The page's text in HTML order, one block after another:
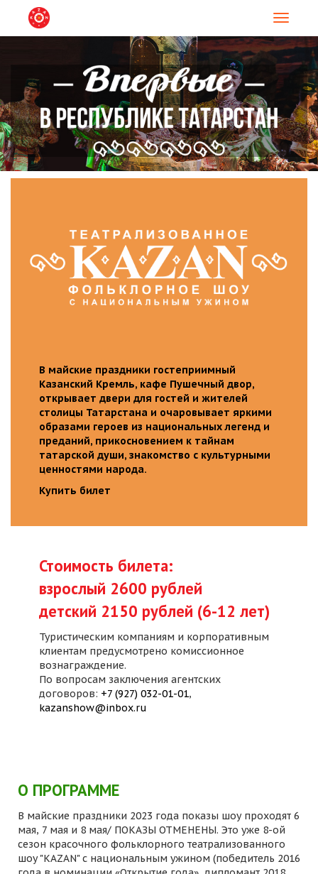
В майские праздники гостеприимный
Казанский Кремль, кафе Пушечный двор,
открывает двери для гостей и жителей
столицы Татарстана и очаровывает яркими
образами героев из национальных легенд и
преданий, прикосновением к тайнам
татарской души, знакомство с культурными
ценностями народа.
Купить билет
Стоимость билета:
взрослый 2600 рублей
детский 2150 рублей (6-12 лет)
Туристическим компаниям и корпоративным
клиентам предусмотрено комиссионное
вознаграждение.
По вопросам заключения агентских
договоров: +7 (927) 032-01-01,
kazanshow@inbox.ru
О ПРОГРАММЕ
В майские праздники 2023 года показы шоу проходят 6
мая, 7 мая и 8 мая/ ПОКАЗЫ ОТМЕНЕНЫ. Это уже 8-ой
сезон красочного фольклорного театрализованного
шоу "KAZAN" с национальным ужином (победитель 2016